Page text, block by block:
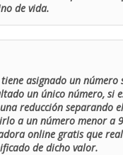
de vida.
asignado un
un único número, si
reducción separando
a un número menor a
online gratis que
de dicho valor.